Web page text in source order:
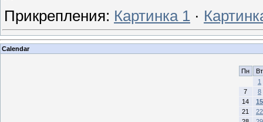
Прикрепления: Картинка 1 ·
Calendar
Пн
Вт
1
7
8
14
15
21
22